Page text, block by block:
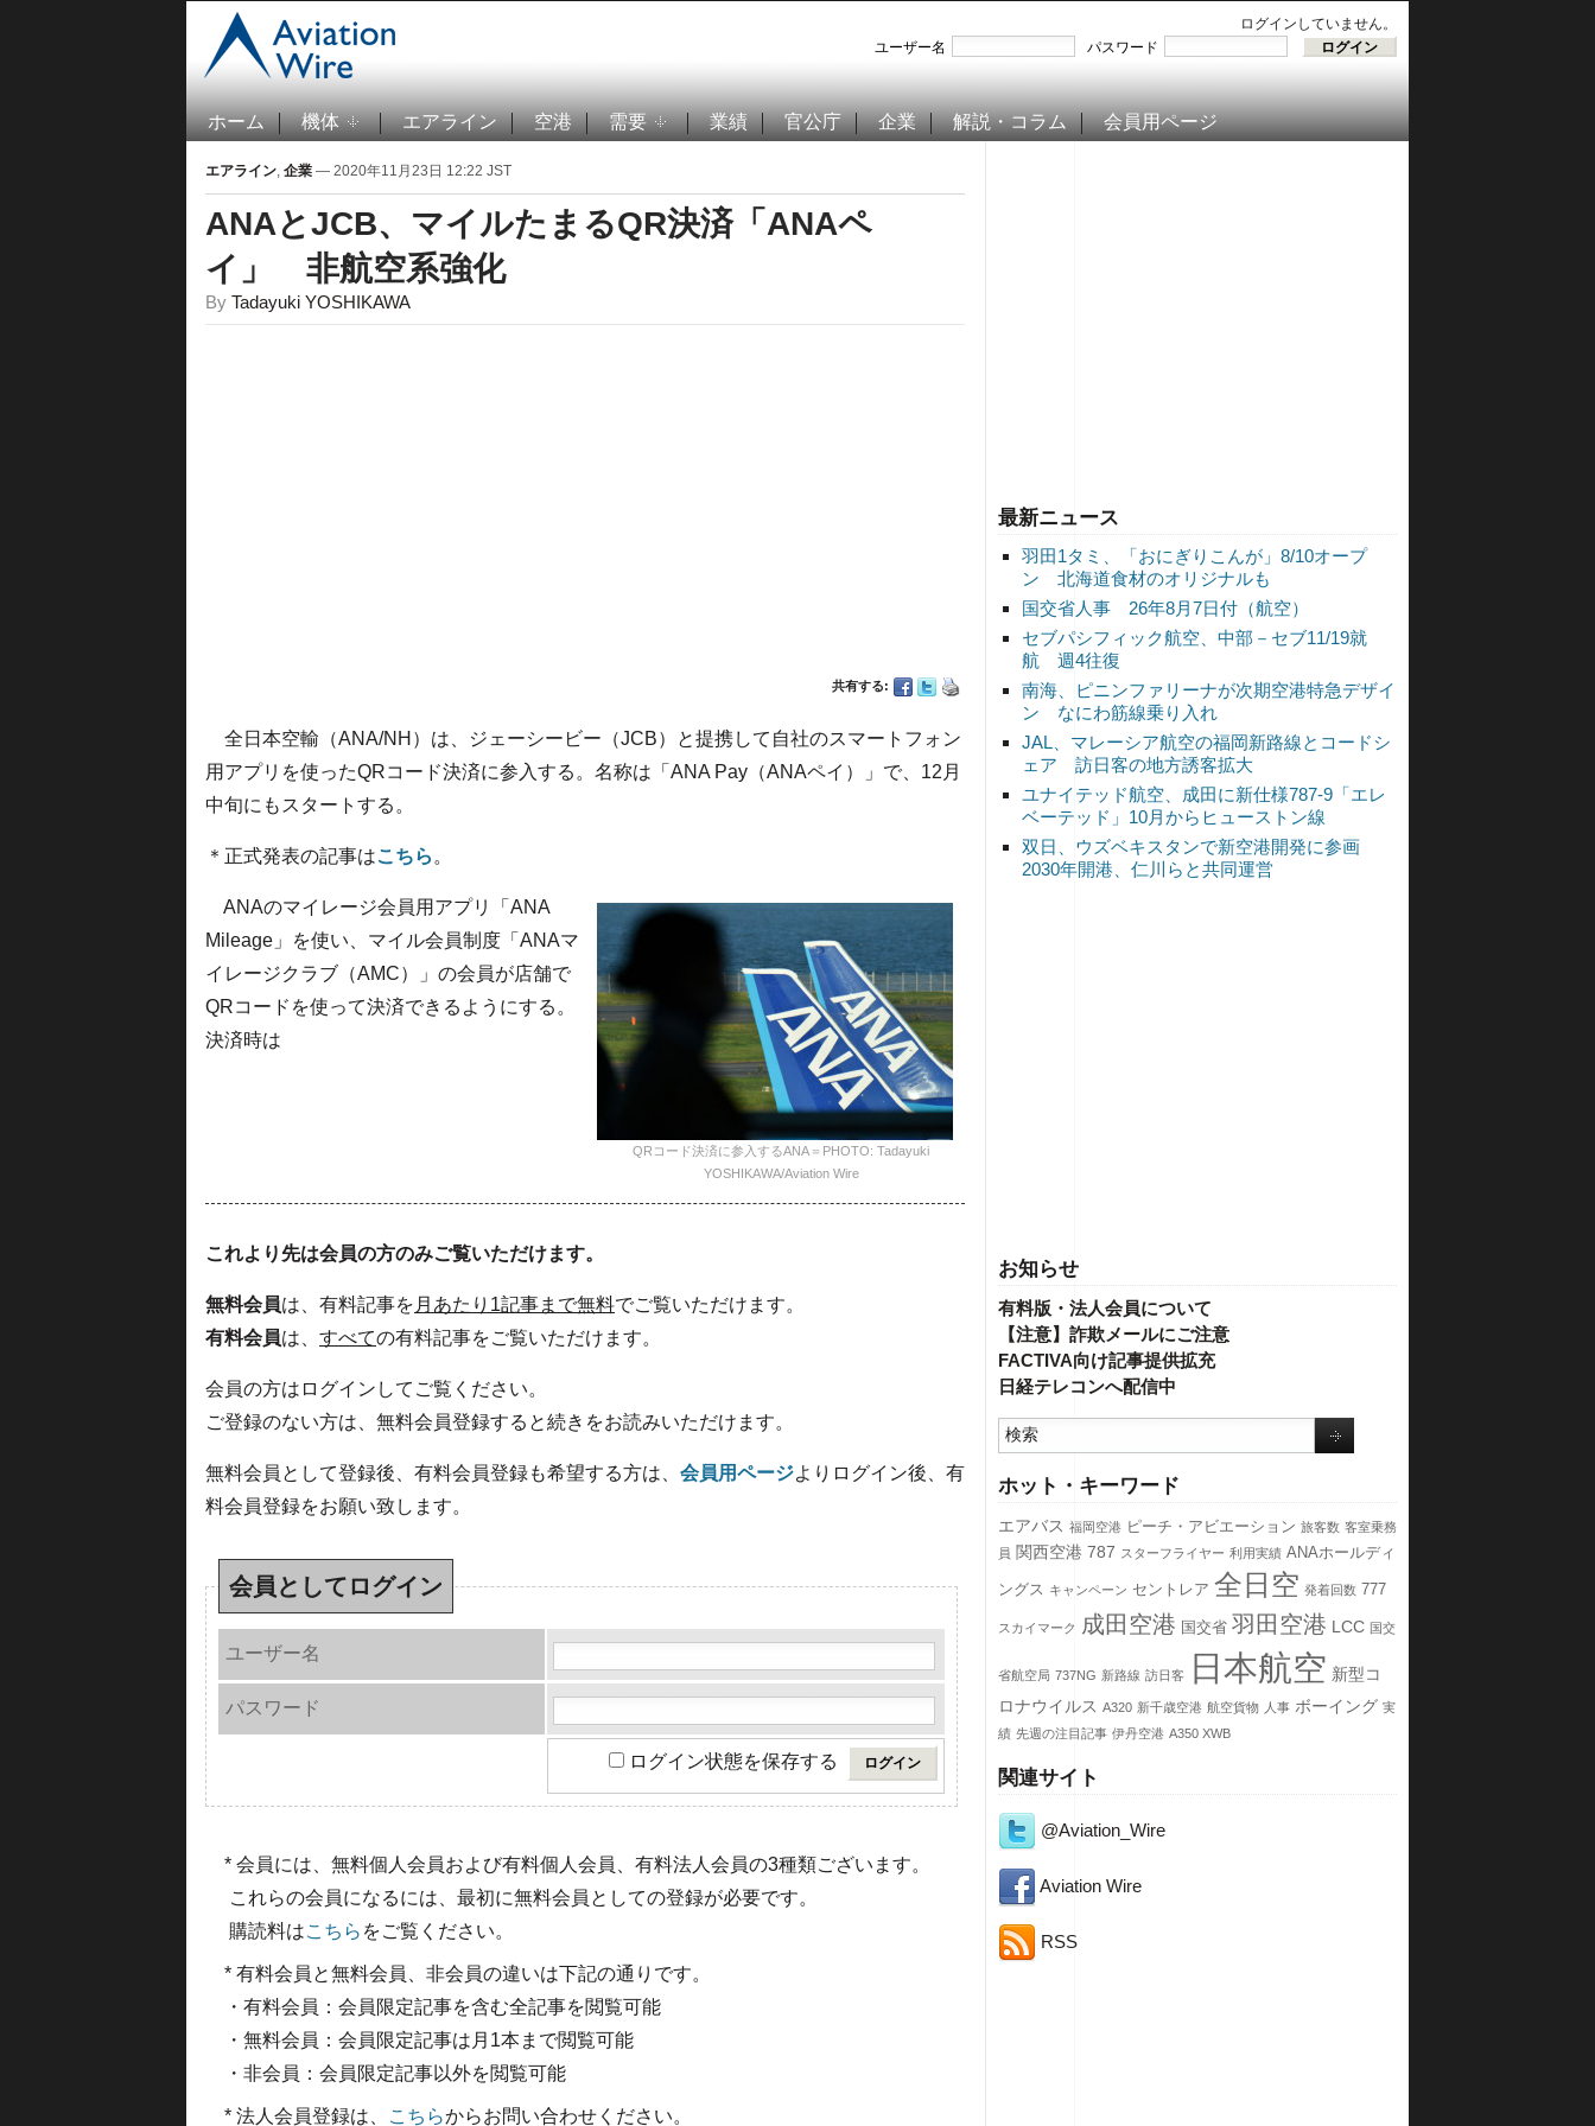
ログインしていません。
ユーザー名
パスワード
ホーム 機体 エアライン 空港 需要 業績 官公庁 企業 解説・コラム 会員用ページ
最新ニュース
羽田1タミ、「おにぎりこんが」8/10オープ
ン 北海道食材のオリジナルも
国交省人事 26年8月7日付（航空）
セブパシフィック航空、中部－セブ11/19就
航 週4往復
南海、ピニンファリーナが次期空港特急デザイ
ン なにわ筋線乗り入れ
JAL、マレーシア航空の福岡新路線とコードシ
ェア 訪日客の地方誘客拡大
ユナイテッド航空、成田に新仕様787-9「エレ
ベーテッド」10月からヒューストン線
双日、ウズベキスタンで新空港開発に参画
2030年開港、仁川らと共同運営
お知らせ
有料版・法人会員について
【注意】詐欺メールにご注意
FACTIVA向け記事提供拡充
日経テレコンへ配信中
ホット・キーワード
エアバス 福岡空港 ピーチ・アビエーション 旅客数 客室乗務
員 関西空港 787 スターフライヤー 利用実績 ANAホールディ
ングス キャンペーン セントレア 全日空 発着回数 777
スカイマーク 成田空港 国交省 羽田空港 LCC 国交
省航空局 737NG 新路線 訪日客 日本航空 新型コ
ロナウイルス A320 新千歳空港 航空貨物 人事 ボーイング 実
績 先週の注目記事 伊丹空港 A350 XWB
関連サイト
@Aviation_Wire
Aviation Wire
RSS
エアライン, 企業 — 2020年11月23日 12:22 JST
ANAとJCB、マイルたまるQR決済「ANAペ
イ」 非航空系強化
By Tadayuki YOSHIKAWA
共有する:
全日本空輸（ANA/NH）は、ジェーシービー（JCB）と提携して自社のスマートフォン
用アプリを使ったQRコード決済に参入する。名称は「ANA Pay（ANAペイ）」で、12月
中旬にもスタートする。
＊正式発表の記事はこちら 。
QRコード決済に参入するANA＝PHOTO: Tadayuki
YOSHIKAWA/Aviation Wire
ANAのマイレージ会員用アプリ「ANA
Mileage」を使い、マイル会員制度「ANAマ
イレージクラブ（AMC）」の会員が店舗で
QRコードを使って決済できるようにする。
決済時は
これより先は会員の方のみご覧いただけます。
無料会員は、有料記事を 月あたり1記事まで無料でご覧いただけます。
有料会員は、 すべての有料記事をご覧いただけます。
会員の方はログインしてご覧ください。
ご登録のない方は、無料会員登録すると続きをお読みいただけます。
無料会員として登録後、有料会員登録も希望する方は、 会員用ページよりログイン後、有
料会員登録をお願い致します。
会員としてログイン
ユーザー名
パスワード
ログイン状態を保存する
* 会員には、無料個人会員および有料個人会員、有料法人会員の3種類ございます。
これらの会員になるには、最初に無料会員としての登録が必要です。
購読料はこちら をご覧ください。
* 有料会員と無料会員、非会員の違いは下記の通りです。
・有料会員：会員限定記事を含む全記事を閲覧可能
・無料会員：会員限定記事は月1本まで閲覧可能
・非会員：会員限定記事以外を閲覧可能
* 法人会員登録は、 こちらからお問い合わせください。